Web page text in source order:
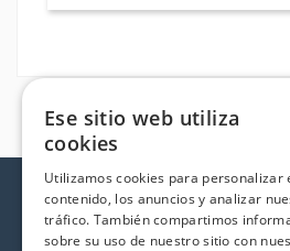
Ese sitio web utiliza
cookies
Utilizamos cookies para personalizar
contenido, los anuncios y analizar
tráfico. También compartimos
sobre su uso de nuestro sitio con